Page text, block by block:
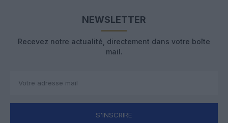
NEWSLETTER
Recevez notre actualité, directement dans votre boîte
mail.
S'INSCRIRE